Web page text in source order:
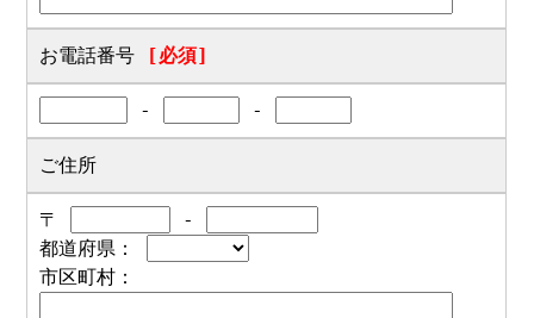
お電話番号 [必須]
- -
ご住所
〒
-
都道府県：
市区町村：